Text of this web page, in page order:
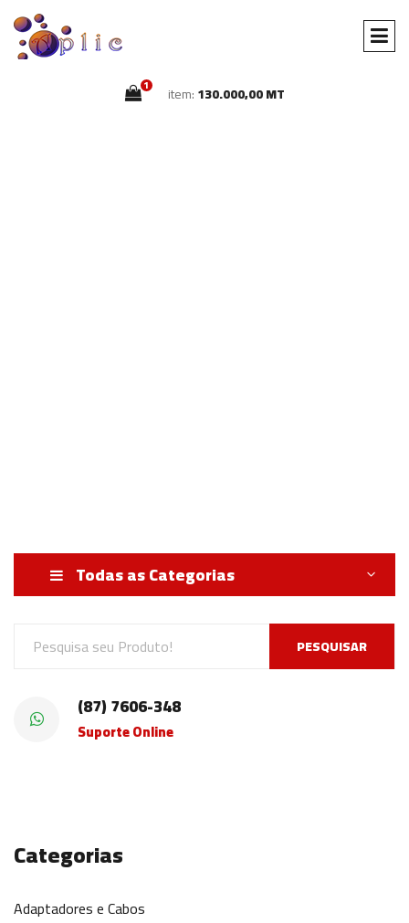
1 item:130.000,00 MT
Todas as Categorias
PESQUISAR
(87) 7606-348
Suporte Online
Categorias
Adaptadores e Cabos